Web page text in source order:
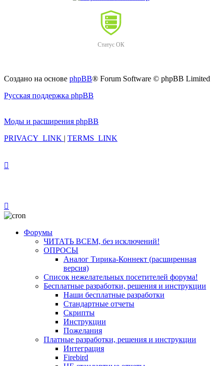
Статус ОК
Создано на основе phpBB® Forum Software © phpBB Limited
Русская поддержка phpBB
Моды и расширения phpBB
PRIVACY_LINK | TERMS_LINK
Форумы
ЧИТАТЬ ВСЕМ, без исключений!
ОПРОСЫ
Аналог Тирика-Коннект (расширенная
версия)
Список нежелательных посетителей форума!
Бесплатные разработки, решения и инструкции
Наши бесплатные разработки
Стандартные отчеты
Скрипты
Инструкции
Пожелания
Платные разработки, решения и инструкции
Интеграция
Firebird